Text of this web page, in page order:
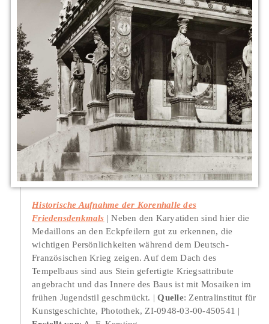
Historische Aufnahme der Korenhalle des
Friedensdenkmals
Neben den Karyatiden sind hier die
Medaillons an den Eckpfeilern gut zu erkennen, die
wichtigen Persönlichkeiten während dem Deutsch-
Französischen Krieg zeigen. Auf dem Dach des
Tempelbaus sind aus Stein gefertigte Kriegsattribute
angebracht und das Innere des Baus ist mit Mosaiken im
frühen Jugendstil geschmückt.
Quelle: Zentralinstitut für
Kunstgeschichte, Photothek, ZI-0948-03-00-450541